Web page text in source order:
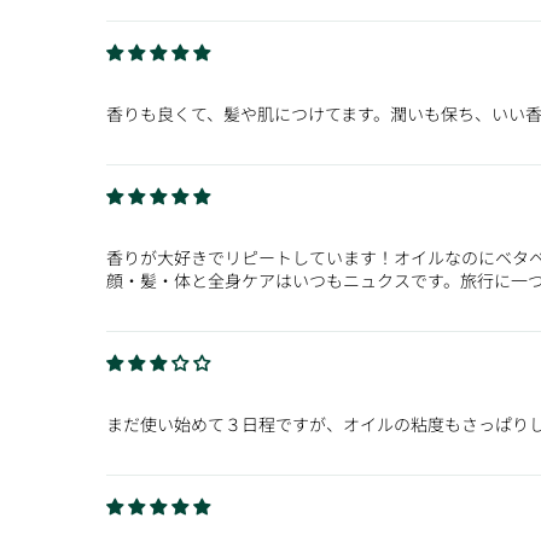
香りも良くて、髪や肌につけてます。潤いも保ち、いい
香りが大好きでリピートしています！オイルなのにベ
顔・髪・体と全身ケアはいつもニュクスです。旅行に一
まだ使い始めて３日程ですが、オイルの粘度もさっぱり